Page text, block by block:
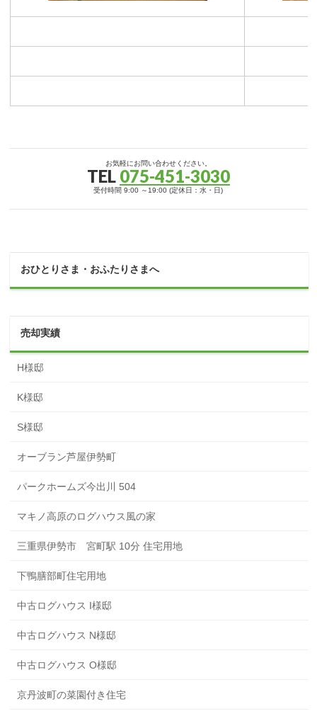
お気軽にお問い合わせください。
TEL 075-451-3030
受付時間 9:00 ～19:00 (定休日：水・日)
おひとりさま・おふたりさまへ
売却実績
H様邸
K様邸
S様邸
オーブラン芦屋伊勢町
パークホームズ今出川 504
マキノ高原のログハウス風の家
三重県伊勢市 宮町駅 10分 住宅用地
下鴨膳部町住宅用地
中古ログハウス I様邸
中古ログハウス N様邸
中古ログハウス O様邸
京丹波町の菜園付き住宅